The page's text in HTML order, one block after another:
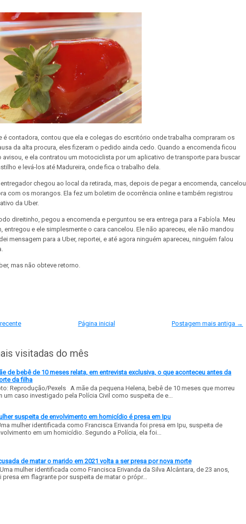
é contadora, contou que ela e colegas do escritório onde trabalha compraram os
da alta procura, eles fizeram o pedido ainda cedo. Quando a encomenda ficou
e ela contratou um motociclista por um aplicativo de transporte para buscar
e levá-los até Madureira, onde fica o trabalho dela.
chegou ao local da retirada, mas, depois de pegar a encomenda, cancelou
com os morangos. Ela fez um boletim de ocorrência online e também registrou
da Uber.
direitinho, pegou a encomenda e perguntou se era entrega para a Fabíola. Meu
entregou e ele simplesmente o cara cancelou. Ele não apareceu, ele não mandou
mensagem para a Uber, reportei, e até agora ninguém apareceu, ninguém falou
mas não obteve retorno.
Postagem mais antiga →
Página inicial
visitadas do mês
de bebê de 10 meses relata, em entrevista exclusiva, o que aconteceu antes da
da filha
Reprodução/Pexels A mãe da pequena Helena, bebê de 10 meses que morreu
um caso investigado pela Polícia Civil como suspeita de e...
suspeita de envolvimento em homicídio é presa em Ipu
mulher identificada como Francisca Erivanda foi presa em Ipu, suspeita de
em um homicídio. Segundo a Polícia, ela foi...
de matar o marido em 2021 volta a ser presa por nova morte
mulher identificada como Francisca Erivanda da Silva Alcântara, de 23 anos,
presa em flagrante por suspeita de matar o própr...